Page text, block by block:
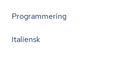
Programmering
Italiensk